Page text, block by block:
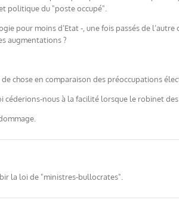
politique du "poste occupé".
pour moins d’Etat -, une fois passés de
augmentations ?
chose en comparaison des préoccupations
céderions-nous à la facilité lorsque le robinet
la loi de "ministres-bullocrates".